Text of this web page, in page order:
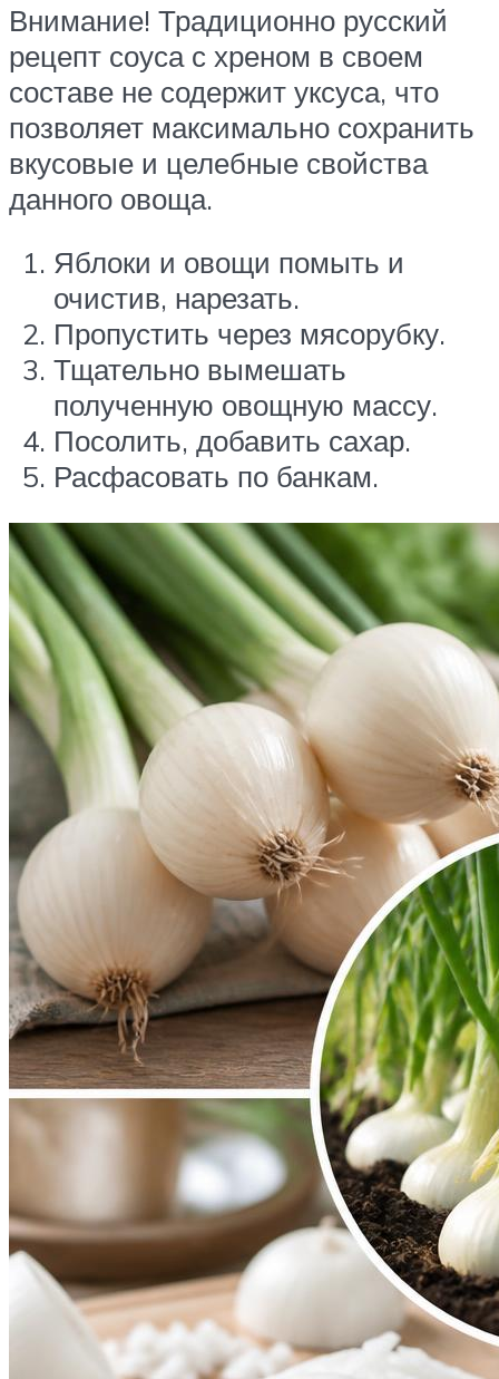
Внимание! Традиционно русский
рецепт соуса с хреном в своем
составе не содержит уксуса, что
позволяет максимально сохранить
вкусовые и целебные свойства
данного овоща.
Яблоки и овощи помыть и
очистив, нарезать.
Пропустить через мясорубку.
Тщательно вымешать
полученную овощную массу.
Посолить, добавить сахар.
Расфасовать по банкам.